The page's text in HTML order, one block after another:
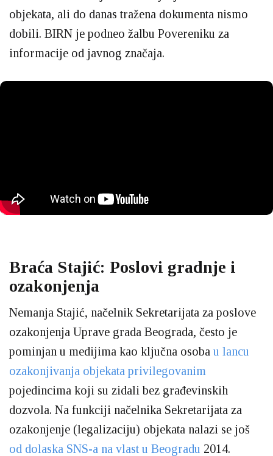
objekata, ali do danas tražena dokumenta nismo
dobili. BIRN je podneo žalbu Povereniku za
informacije od javnog značaja.
Braća Stajić: Poslovi gradnje i
ozakonjenja
Nemanja Stajić, načelnik Sekretarijata za poslove
ozakonjenja Uprave grada Beograda, često je
pominjan u medijima kao ključna osoba u lancu
ozakonjivanja objekata privilegovanim
pojedincima koji su zidali bez građevinskih
dozvola. Na funkciji načelnika Sekretarijata za
ozakonjenje (legalizaciju) objekata nalazi se još
od dolaska SNS-a na vlast u Beogradu 2014.